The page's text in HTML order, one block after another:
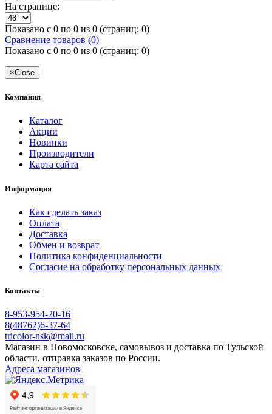
На странице:
Показано с 0 по 0 из 0 (страниц: 0)
Сравнение товаров (0)
Показано с 0 по 0 из 0 (страниц: 0)
×Close
Компания
Каталог
Акции
Новинки
Производители
Карта сайта
Информация
Как сделать заказ
Оплата
Доставка
Обмен и возврат
Политика конфиденциальности
Согласие на обработку персональных данных
Контакты
8-953-954-20-16
8(48762)6-37-64
tricolor-nsk@mail.ru
Магазин в Новомосковске, самовывоз и доставка по Тульской
области, отправка заказов по России.
Адреса магазинов